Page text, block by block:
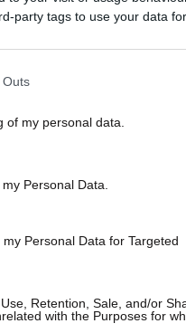
party tags to use your data
Outs
of my personal data.
Personal Data.
Personal Data for Targeted
Retention, Sale, and/or
with the Purposes for